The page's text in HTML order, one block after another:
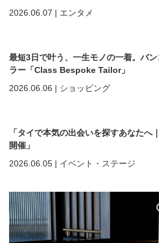
2026.06.07 | エンタメ
最短3日で叶う、一生モノの一着。バ
ラー「Class Bespoke Tailor」
2026.06.06 | ショッピング
「タイで本気の出会いを探すあなたへ
開催」
2026.06.05 | イベント・ステージ